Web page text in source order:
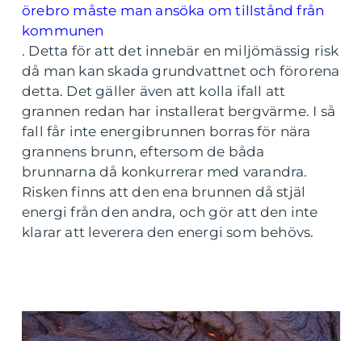
örebro måste man ansöka om tillstånd från
kommunen
. Detta för att det innebär en miljömässig risk
då man kan skada grundvattnet och förorena
detta. Det gäller även att kolla ifall att
grannen redan har installerat bergvärme. I så
fall får inte energibrunnen borras för nära
grannens brunn, eftersom de båda
brunnarna då konkurrerar med varandra.
Risken finns att den ena brunnen då stjäl
energi från den andra, och gör att den inte
klarar att leverera den energi som behövs.